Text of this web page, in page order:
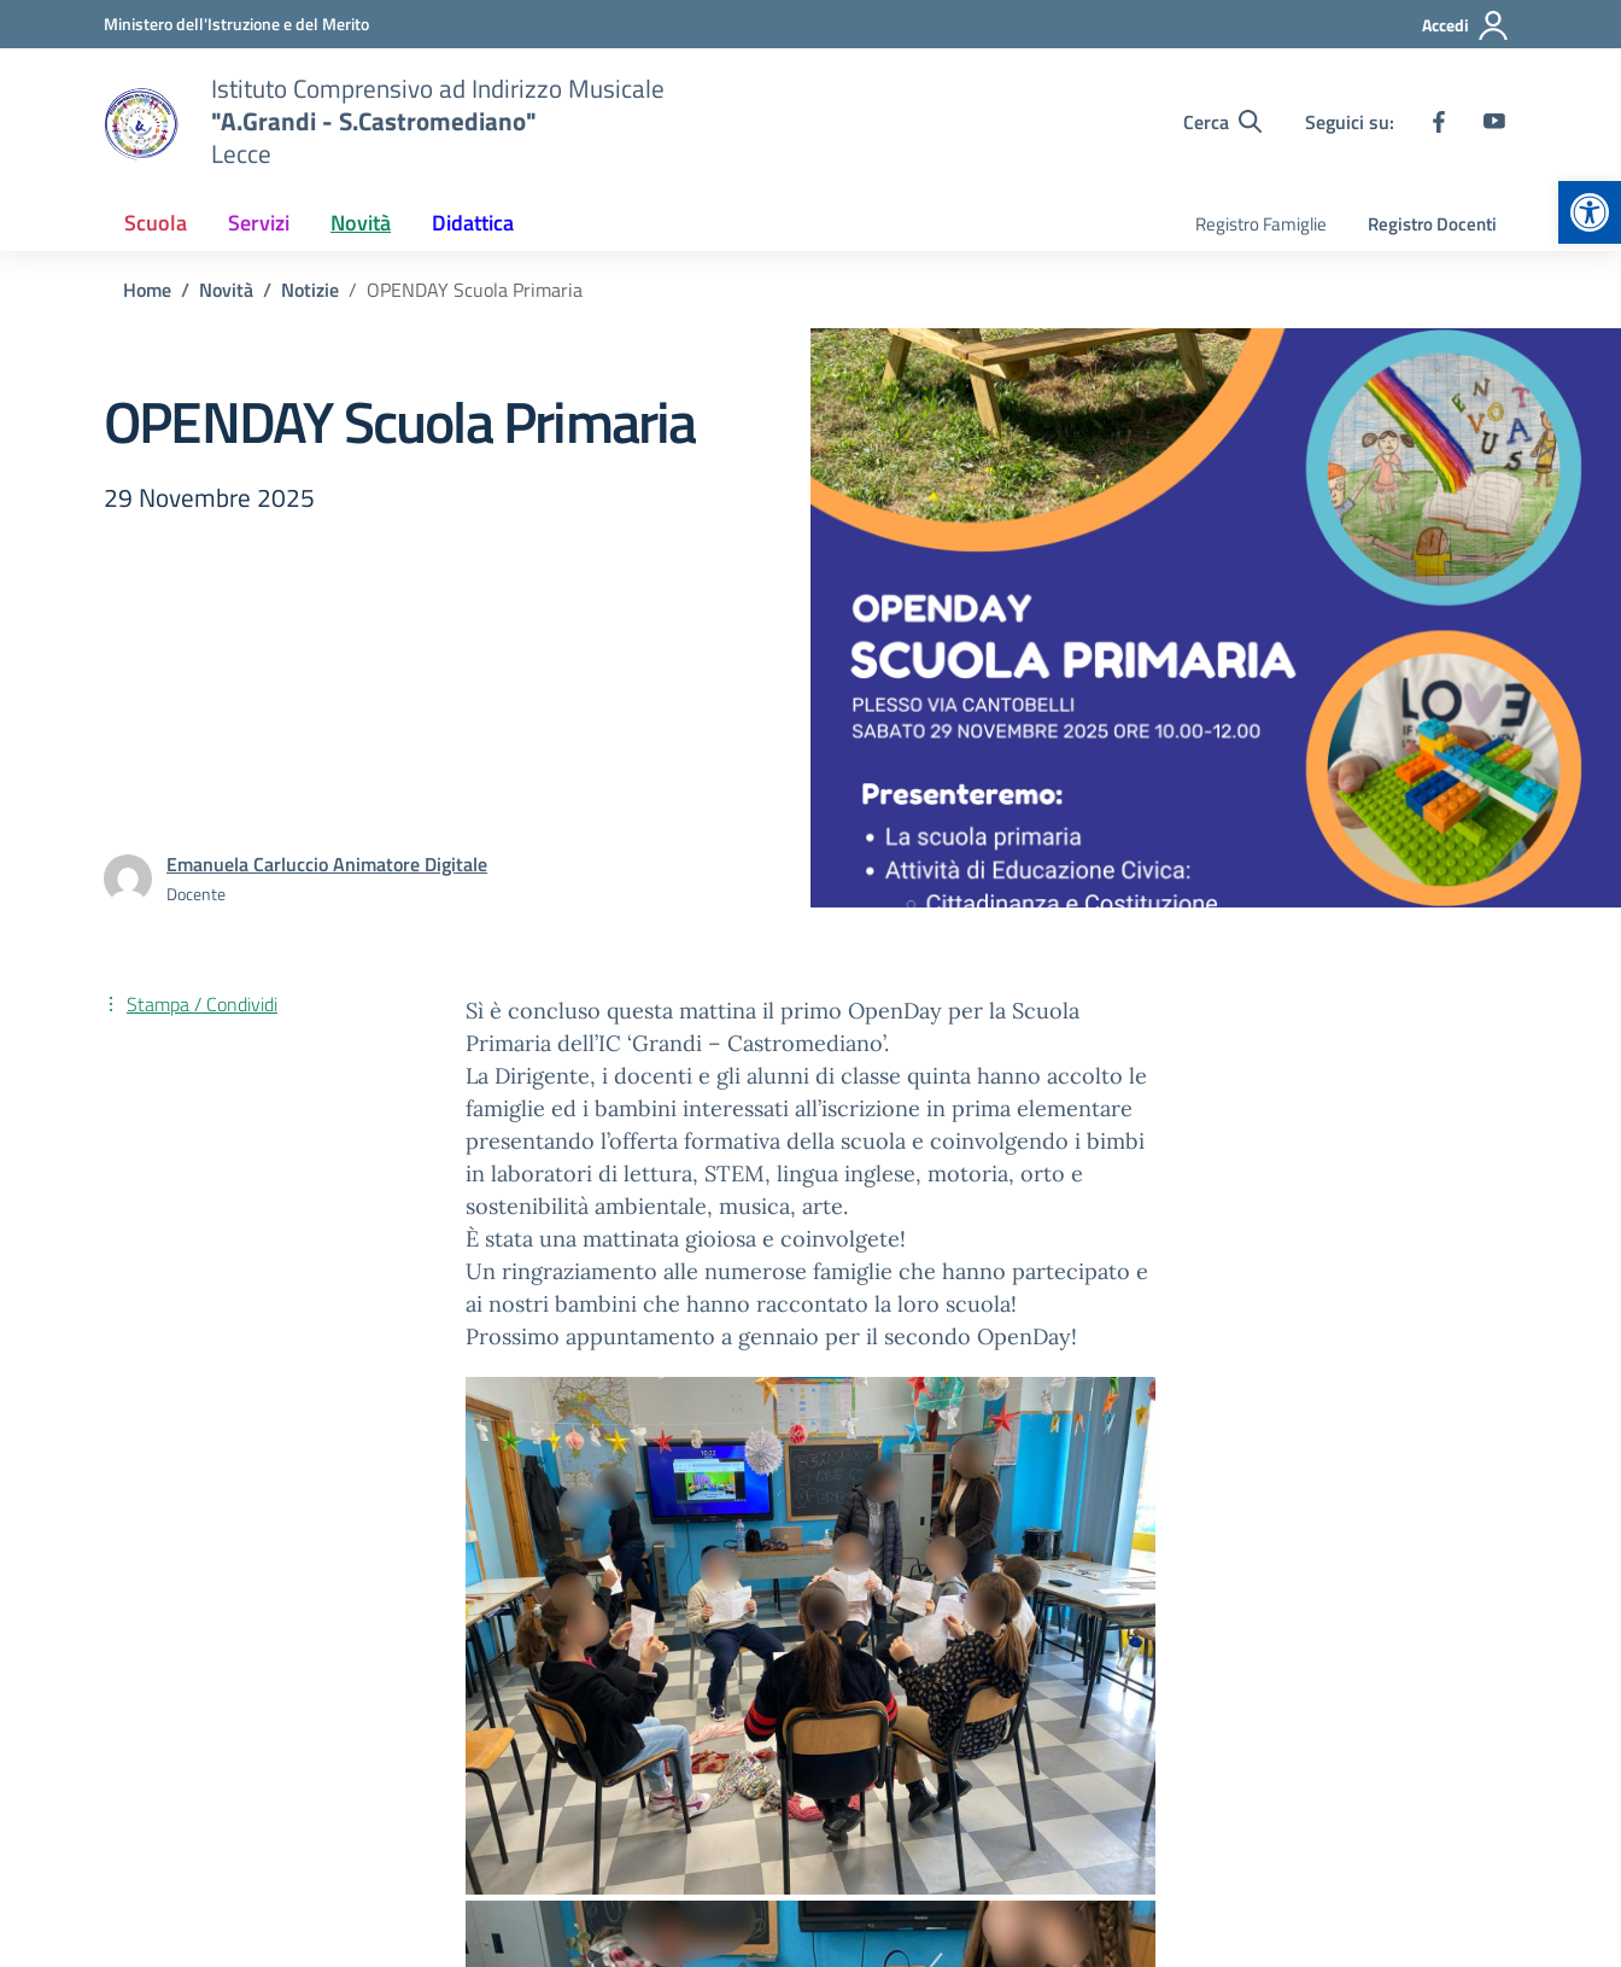
Vai ai contenuti
Vai al menu di navigazioneMinistero dell'Istruzione e del Merito Accedi
Istituto Comprensivo ad Indirizzo Musicale
"A.Grandi - S.Castromediano"
Lecce
Cerca Seguici su:
Scuola Servizi Novità Didattica Registro Famiglie Registro Docenti
Home Novità Notizie OPENDAY Scuola Primaria
OPENDAY Scuola Primaria
29 Novembre 2025
Emanuela Carluccio Animatore Digitale
Docente
Sì è concluso questa mattina il primo OpenDay per la Scuola
Primaria dell’IC ‘Grandi – Castromediano’.
La Dirigente, i docenti e gli alunni di classe quinta hanno accolto le
famiglie ed i bambini interessati all’iscrizione in prima elementare
presentando l’offerta formativa della scuola e coinvolgendo i bimbi
in laboratori di lettura, STEM, lingua inglese, motoria, orto e
sostenibilità ambientale, musica, arte.
È stata una mattinata gioiosa e coinvolgete!
Un ringraziamento alle numerose famiglie che hanno partecipato e
ai nostri bambini che hanno raccontato la loro scuola!
Prossimo appuntamento a gennaio per il secondo OpenDay!
Stampa / Condividi